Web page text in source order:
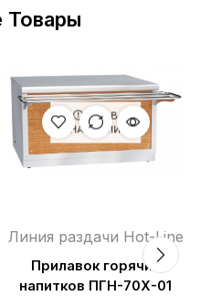
НЕТ В
НАЛИЧИИ
Линия раздачи Hot-Line
Прилавок горячих
напитков ПГН-70Х-01